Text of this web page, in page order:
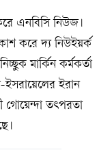
এনবিসি নিউজ।
করে দ্য নিউইয়র্ক
মার্কিন কর্মকর্তা
ইসরায়েলের ইরান
গোয়েন্দা তৎপরতা